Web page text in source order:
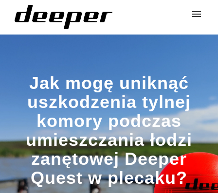
Jak mogę uniknąć
uszkodzenia tylnej
komory podczas
umieszczania łodzi
zanętowej Deeper
Quest w plecaku?